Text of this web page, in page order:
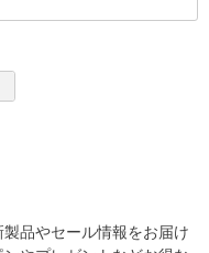
品やセール情報をお届け